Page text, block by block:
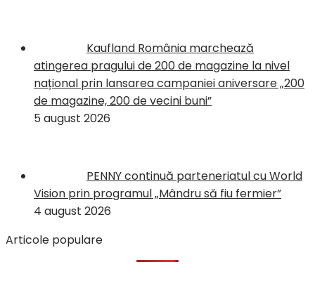
Kaufland România marchează
atingerea pragului de 200 de magazine la nivel
național prin lansarea campaniei aniversare „200
de magazine, 200 de vecini buni”
5 august 2026
PENNY continuă parteneriatul cu World
Vision prin programul „Mândru să fiu fermier”
4 august 2026
Articole populare